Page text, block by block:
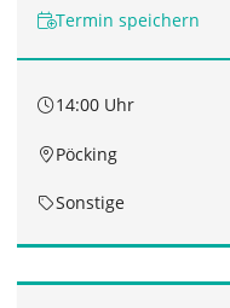
Termin speichern
14:00 Uhr
Pöcking
Sonstige